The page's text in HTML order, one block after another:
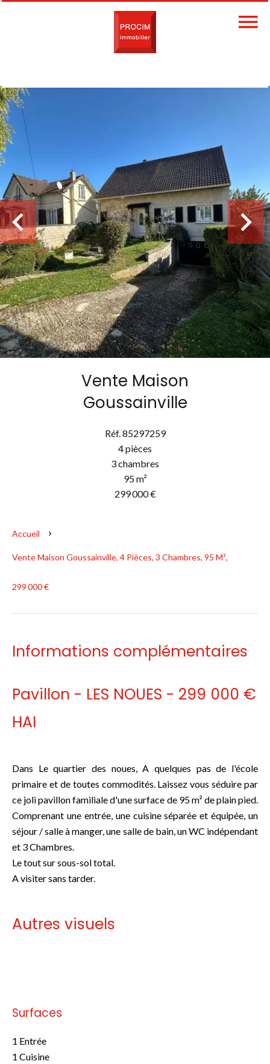
Vente Maison
Goussainville
Réf. 85297259
4 pièces
3 chambres
95 m²
299 000 €
Accueil
Vente Maison Goussainville, 4 Pièces, 3 Chambres, 95 M²,
299 000 €
Informations complémentaires
Pavillon - LES NOUES - 299 000 €
HAI
Dans Le quartier des noues, A quelques pas de l'école
primaire et de toutes commodités. Laissez vous séduire par
ce joli pavillon familiale d'une surface de 95 m² de plain pied.
Comprenant une entrée, une cuisine séparée et équipée, un
séjour / salle à manger, une salle de bain, un WC indépendant
et 3 Chambres.
Le tout sur sous-sol total.
A visiter sans tarder.
Autres visuels
Surfaces
1 Entrée
1 Cuisine